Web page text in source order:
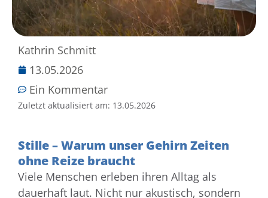
Kathrin Schmitt
13.05.2026
Ein Kommentar
Zuletzt aktualisiert am: 13.05.2026
Stille – Warum unser Gehirn Zeiten
ohne Reize braucht
Viele Menschen erleben ihren Alltag als
dauerhaft laut. Nicht nur akustisch, sondern